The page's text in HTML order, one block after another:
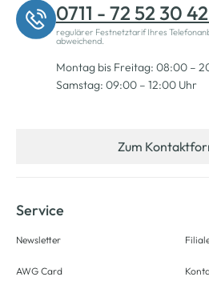
0711 - 72 52 30
regulärer Festnetztarif Ihres
abweichend.
Montag bis Freitag: 08:00 –
Samstag: 09:00 – 12:00 Uhr
Zum
Service
Newsletter
AWG Card